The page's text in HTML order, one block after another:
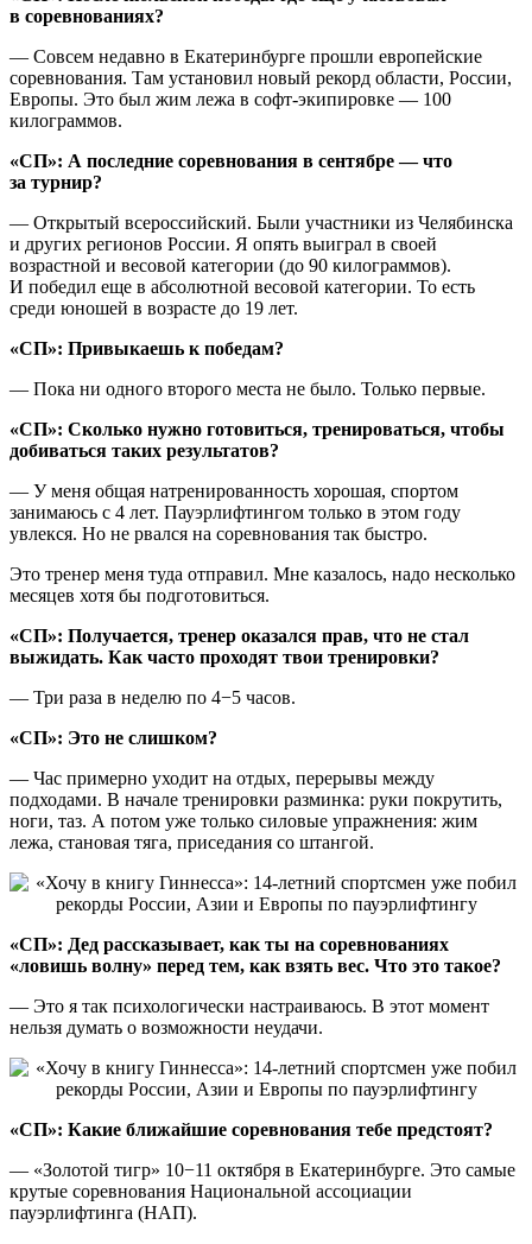
в соревнованиях?
— Совсем недавно в Екатеринбурге прошли европейские
соревнования. Там установил новый рекорд области, России,
Европы. Это был жим лежа в софт-экипировке — 100
килограммов.
«СП»: А последние соревнования в сентябре — что
за турнир?
— Открытый всероссийский. Были участники из Челябинска
и других регионов России. Я опять выиграл в своей
возрастной и весовой категории (до 90 килограммов).
И победил еще в абсолютной весовой категории. То есть
среди юношей в возрасте до 19 лет.
«СП»: Привыкаешь к победам?
— Пока ни одного второго места не было. Только первые.
«СП»: Сколько нужно готовиться, тренироваться, чтобы
добиваться таких результатов?
— У меня общая натренированность хорошая, спортом
занимаюсь с 4 лет. Пауэрлифтингом только в этом году
увлекся. Но не рвался на соревнования так быстро.
Это тренер меня туда отправил. Мне казалось, надо несколько
месяцев хотя бы подготовиться.
«СП»: Получается, тренер оказался прав, что не стал
выжидать. Как часто проходят твои тренировки?
— Три раза в неделю по 4−5 часов.
«СП»: Это не слишком?
— Час примерно уходит на отдых, перерывы между
подходами. В начале тренировки разминка: руки покрутить,
ноги, таз. А потом уже только силовые упражнения: жим
лежа, становая тяга, приседания со штангой.
«СП»: Дед рассказывает, как ты на соревнованиях
«ловишь волну» перед тем, как взять вес. Что это такое?
— Это я так психологически настраиваюсь. В этот момент
нельзя думать о возможности неудачи.
«СП»: Какие ближайшие соревнования тебе предстоят?
— «Золотой тигр» 10−11 октября в Екатеринбурге. Это самые
крутые соревнования Национальной ассоциации
пауэрлифтинга (НАП).